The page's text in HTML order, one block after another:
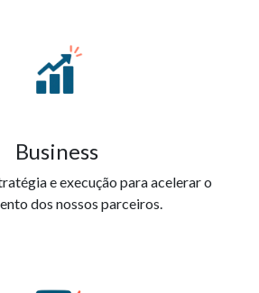
Business
e execução para acelerar o
dos nossos parceiros.